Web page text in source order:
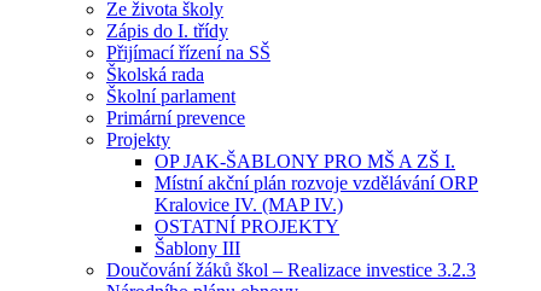
Ze života školy
Zápis do I. třídy
Přijímací řízení na SŠ
Školská rada
Školní parlament
Primární prevence
Projekty
OP JAK-ŠABLONY PRO MŠ A ZŠ I.
Místní akční plán rozvoje vzdělávání ORP
Kralovice IV. (MAP IV.)
OSTATNÍ PROJEKTY
Šablony III
Doučování žáků škol – Realizace investice 3.2.3